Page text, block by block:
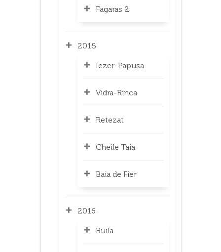
Fagaras 2
2015
Iezer-Papusa
Vidra-Rinca
Retezat
Cheile Taia
Baia de Fier
2016
Buila